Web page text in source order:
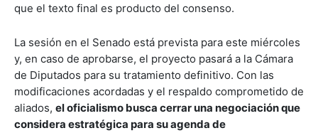
que el texto final es producto del consenso.
La sesión en el Senado está prevista para este miércoles
y, en caso de aprobarse, el proyecto pasará a la Cámara
de Diputados para su tratamiento definitivo. Con las
modificaciones acordadas y el respaldo comprometido de
aliados, el oficialismo busca cerrar una negociación que
considera estratégica para su agenda de